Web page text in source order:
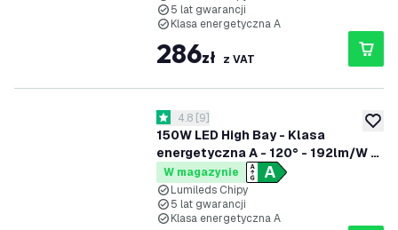
5 lat gwarancji
Klasa energetyczna A
286zł z VAT
150W LED High Bay - Klasa
energetyczna A - 120° - 192lm/W -
4000K - IP65 - Możliwość
przyciemniania
otwórz panel recenzji
4.8 Gwiazdki oceny
4.8 [9]
W magazynie
Lumileds Chipy
5 lat gwarancji
Klasa energetyczna A